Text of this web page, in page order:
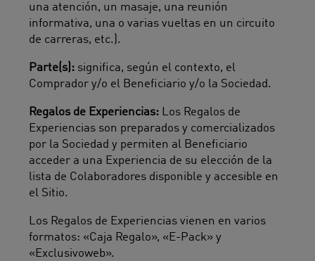
una atención, un masaje, una reunión
informativa, una o varias vueltas en un circuito
de carreras, etc.).
Parte(s): significa, según el contexto, el
Comprador y/o el Beneficiario y/o la Sociedad.
Regalos de Experiencias: Los Regalos de
Experiencias son preparados y comercializados
por la Sociedad y permiten al Beneficiario
acceder a una Experiencia de su elección de la
lista de Colaboradores disponible y accesible en
el Sitio.
Los Regalos de Experiencias vienen en varios
formatos: «Caja Regalo», «E-Pack» y
«Exclusivoweb».